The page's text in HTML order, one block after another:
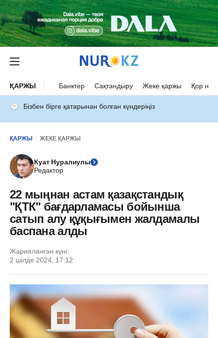
ҚАРЖЫ Банктер Сақтандыру Жеке қаржы Қор
Бізбен бірге қатарынан болған күндеріңіз
ҚАРЖЫ ЖЕКЕ ҚАРЖЫ
Куат Нуралиулы
Редактор
22 мыңнан астам қазақстандық
"ҚТК" бағдарламасы бойынша
сатып алу құқығымен жалдамалы
баспана алды
Жарияланған күні:
2 шілде 2024, 17:12